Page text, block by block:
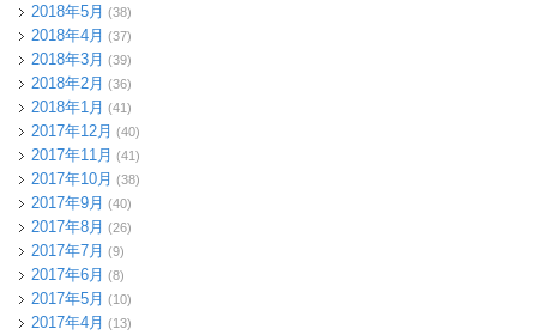
2018年5月 (38)
2018年4月 (37)
2018年3月 (39)
2018年2月 (36)
2018年1月 (41)
2017年12月 (40)
2017年11月 (41)
2017年10月 (38)
2017年9月 (40)
2017年8月 (26)
2017年7月 (9)
2017年6月 (8)
2017年5月 (10)
2017年4月 (13)